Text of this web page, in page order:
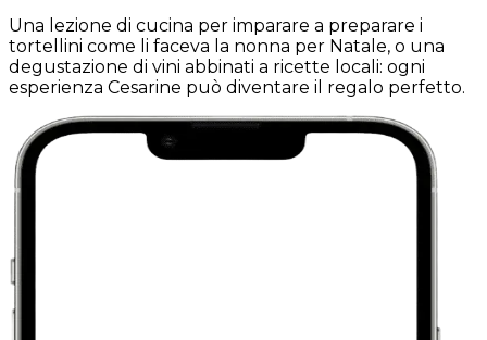
Una lezione di cucina per imparare a preparare i
tortellini come li faceva la nonna per Natale, o una
degustazione di vini abbinati a ricette locali: ogni
esperienza Cesarine può diventare il regalo perfetto.